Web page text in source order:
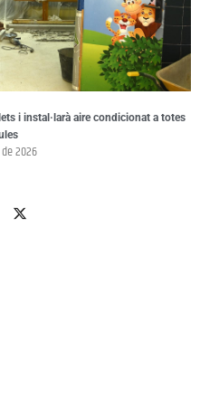
i instal·larà aire condicionat a totes
2026